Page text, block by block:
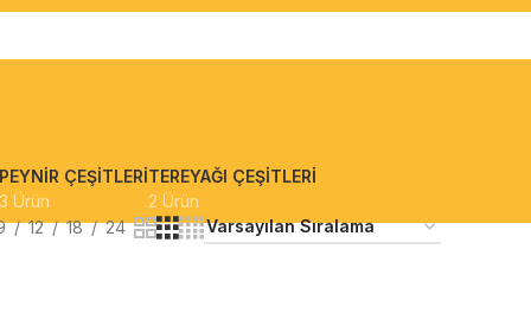
PEYNIR ÇEŞITLERI
3 Ürün
TEREYAĞI ÇEŞITLERI
2 Ürün
12 18 24